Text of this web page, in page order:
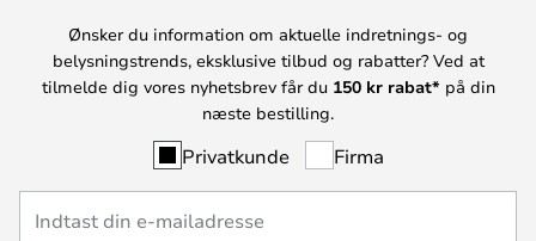
Ønsker du information om aktuelle indretnings- og
belysningstrends, eksklusive tilbud og rabatter? Ved at
tilmelde dig vores nyhetsbrev får du 150 kr rabat* på din
næste bestilling.
Privatkunde Firma